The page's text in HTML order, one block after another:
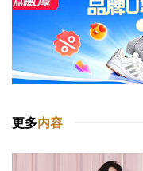
更多内容